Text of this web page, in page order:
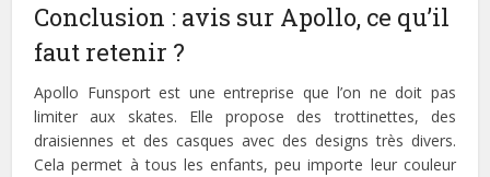
Conclusion : avis sur Apollo, ce qu’il
faut retenir ?
Apollo Funsport est une entreprise que l’on ne doit pas
limiter aux skates. Elle propose des trottinettes, des
draisiennes et des casques avec des designs très divers.
Cela permet à tous les enfants, peu importe leur couleur